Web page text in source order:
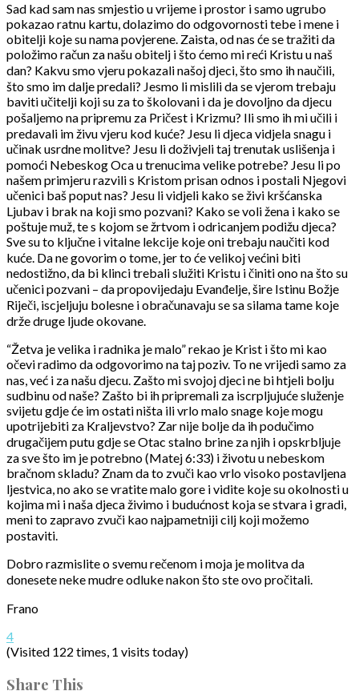
Sad kad sam nas smjestio u vrijeme i prostor i samo ugrubo
pokazao ratnu kartu, dolazimo do odgovornosti tebe i mene i
obitelji koje su nama povjerene. Zaista, od nas će se tražiti da
položimo račun za našu obitelj i što ćemo mi reći Kristu u naš
dan? Kakvu smo vjeru pokazali našoj djeci, što smo ih naučili,
što smo im dalje predali? Jesmo li mislili da se vjerom trebaju
baviti učitelji koji su za to školovani i da je dovoljno da djecu
pošaljemo na pripremu za Pričest i Krizmu? Ili smo ih mi učili i
predavali im živu vjeru kod kuće? Jesu li djeca vidjela snagu i
učinak usrdne molitve? Jesu li doživjeli taj trenutak uslišenja i
pomoći Nebeskog Oca u trenucima velike potrebe? Jesu li po
našem primjeru razvili s Kristom prisan odnos i postali Njegovi
učenici baš poput nas? Jesu li vidjeli kako se živi kršćanska
Ljubav i brak na koji smo pozvani? Kako se voli žena i kako se
poštuje muž, te s kojom se žrtvom i odricanjem podižu djeca?
Sve su to ključne i vitalne lekcije koje oni trebaju naučiti kod
kuće. Da ne govorim o tome, jer to će velikoj većini biti
nedostižno, da bi klinci trebali služiti Kristu i činiti ono na što su
učenici pozvani – da propovijedaju Evanđelje, šire Istinu Božje
Riječi, iscjeljuju bolesne i obračunavaju se sa silama tame koje
drže druge ljude okovane.
“Žetva je velika i radnika je malo” rekao je Krist i što mi kao
očevi radimo da odgovorimo na taj poziv. To ne vrijedi samo za
nas, već i za našu djecu. Zašto mi svojoj djeci ne bi htjeli bolju
sudbinu od naše? Zašto bi ih pripremali za iscrpljujuće služenje
svijetu gdje će im ostati ništa ili vrlo malo snage koje mogu
upotrijebiti za Kraljevstvo? Zar nije bolje da ih podučimo
drugačijem putu gdje se Otac stalno brine za njih i opskrbljuje
za sve što im je potrebno (Matej 6:33) i životu u nebeskom
bračnom skladu? Znam da to zvuči kao vrlo visoko postavljena
ljestvica, no ako se vratite malo gore i vidite koje su okolnosti u
kojima mi i naša djeca živimo i budućnost koja se stvara i gradi,
meni to zapravo zvuči kao najpametniji cilj koji možemo
postaviti.
Dobro razmislite o svemu rečenom i moja je molitva da
donesete neke mudre odluke nakon što ste ovo pročitali.
Frano
4
(Visited 122 times, 1 visits today)
Share This